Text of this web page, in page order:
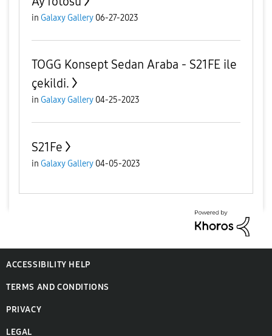
in Galaxy Gallery 06-27-2023
TOGG Konsept Sedan Araba - S21FE ile
çekildi.
in Galaxy Gallery 04-25-2023
S21Fe
in Galaxy Gallery 04-05-2023
ACCESSIBILITY HELP
TERMS AND CONDITIONS
PRIVACY
LEGAL